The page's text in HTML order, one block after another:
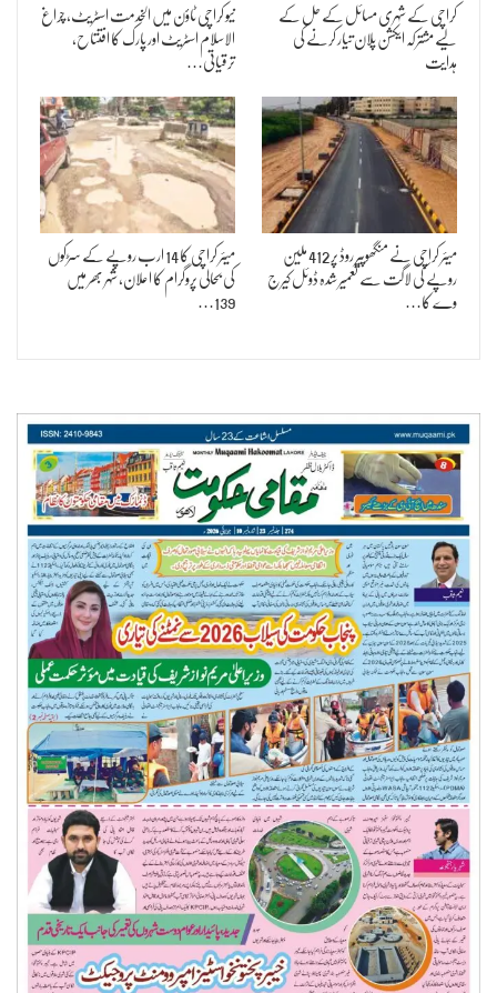
کراچی کے شہری مسائل کے حل کے
لیے مشترکہ ایکشن پلان تیار کرنے کی
ہدایت
نیو کراچی ٹاؤن میں الخدمت اسٹریٹ، چراغ
الاسلام اسٹریٹ اور پارک کا افتتاح،
ترقیاتی…
میئر کراچی نے منگھوپیر روڈ پر 412 ملین
روپے کی لاگت سے تعمیر شدہ ڈوئل کیرج
وے کا…
میئر کراچی کا 14 ارب روپے کے سڑکوں
کی بحالی پروگرام کا اعلان، شہر بھر میں
139…